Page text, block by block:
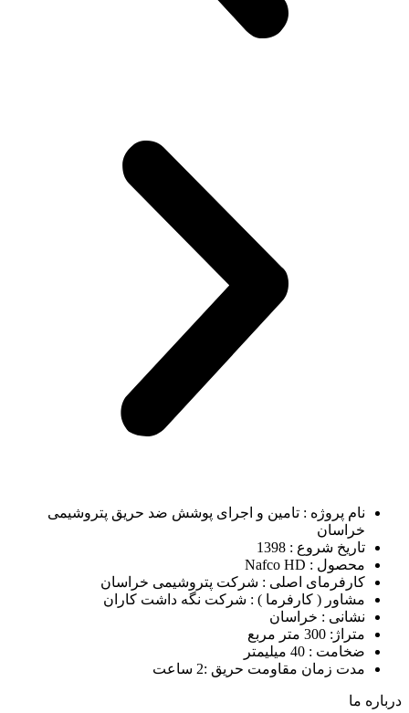
نام پروژه : تامین و اجرای پوشش ضد حریق پتروشیمی
خراسان
تاریخ شروع : 1398
محصول : Nafco HD
کارفرمای اصلی : شرکت پتروشیمی خراسان
مشاور ( کارفرما ) : شرکت نگه داشت کاران
نشانی : خراسان
متراژ: 300 متر مربع
ضخامت : 40 میلیمتر
مدت زمان مقاومت حریق :2 ساعت
درباره ما